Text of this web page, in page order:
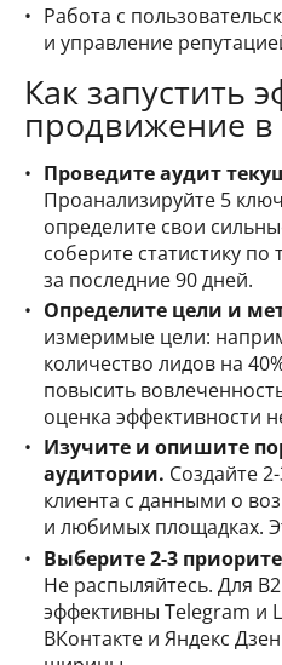
Работа с
и управление
Как запустить
продвижение в
Проведите аудит
Проанализируйте 5
определите свои
соберите статистику
за последние 90 дней.
Определите цели и
измеримые цели:
количество лидов на
повысить
оценка эффективности
Изучите и опишите
аудитории. Создайте
клиента с данными о
и любимых площадках.
Выберите 2-3
Не распыляйтесь. Для
эффективны Telegram и
ВКонтакте и Яндекс